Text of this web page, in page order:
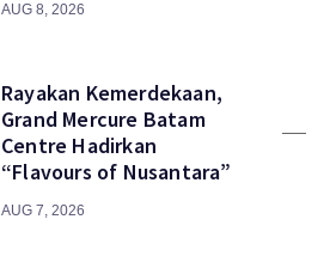
AUG 8, 2026
Rayakan Kemerdekaan,
Grand Mercure Batam
Centre Hadirkan
“Flavours of Nusantara”
AUG 7, 2026